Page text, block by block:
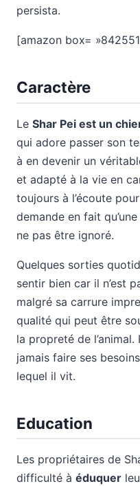
persista.
[amazon box=
Caractère
Le Shar Pei est un
qui adore passer son
à en devenir un
et adapté à la vie en
toujours à l’écoute
demande en fait
ne pas être ignoré.
Quelques sorties
sentir bien car il n’est
malgré sa carrure
qualité qui peut être
la propreté de l’animal.
jamais faire ses
lequel il vit.
Education
Les propriétaires de
difficulté à éduquer